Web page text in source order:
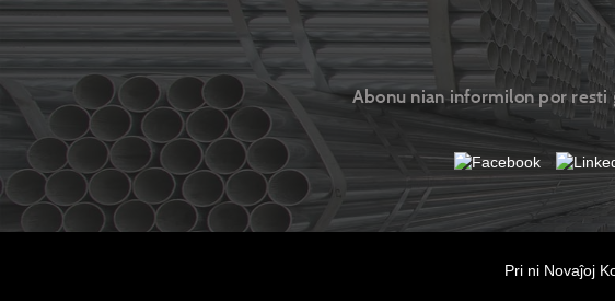
Abonu nian informilon por resti
Pri ni Novaĵoj